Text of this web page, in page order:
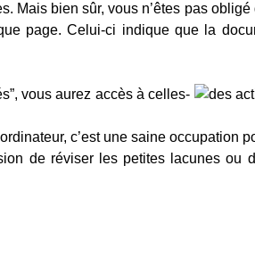
Mais bien sûr, vous n’êtes pas
page. Celui-ci indique que la
vous aurez accès à celles-
c’est une saine occupation
de réviser les petites lacunes ou